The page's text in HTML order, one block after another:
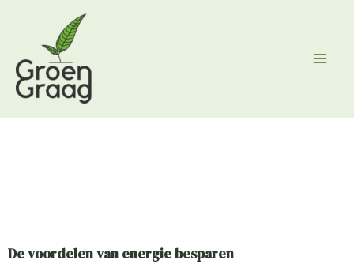
inhoud
De voordelen van energie besparen